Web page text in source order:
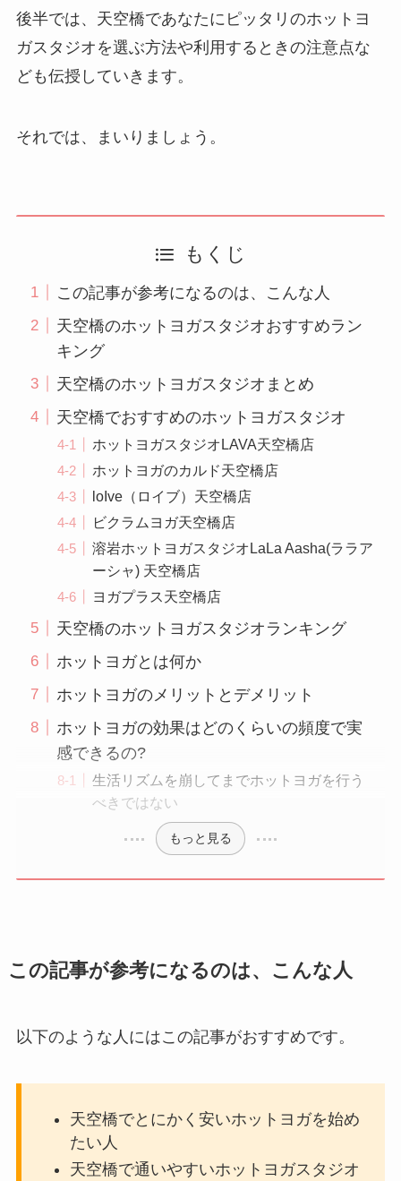
後半では、天空橋であなたにピッタリのホットヨ
ガスタジオを選ぶ方法や利用するときの注意点な
ども伝授していきます。
それでは、まいりましょう。
もくじ
この記事が参考になるのは、こんな人
天空橋のホットヨガスタジオおすすめラン
キング
天空橋のホットヨガスタジオまとめ
天空橋でおすすめのホットヨガスタジオ
ホットヨガスタジオLAVA天空橋店
ホットヨガのカルド天空橋店
loIve（ロイブ）天空橋店
ビクラムヨガ天空橋店
溶岩ホットヨガスタジオLaLa Aasha(ララア
ーシャ) 天空橋店
ヨガプラス天空橋店
天空橋のホットヨガスタジオランキング
ホットヨガとは何か
ホットヨガのメリットとデメリット
ホットヨガの効果はどのくらいの頻度で実
感できるの?
生活リズムを崩してまでホットヨガを行う
べきではない
もっと見る
この記事が参考になるのは、こんな人
以下のような人にはこの記事がおすすめです。
天空橋でとにかく安いホットヨガを始め
たい人
天空橋で通いやすいホットヨガスタジオ